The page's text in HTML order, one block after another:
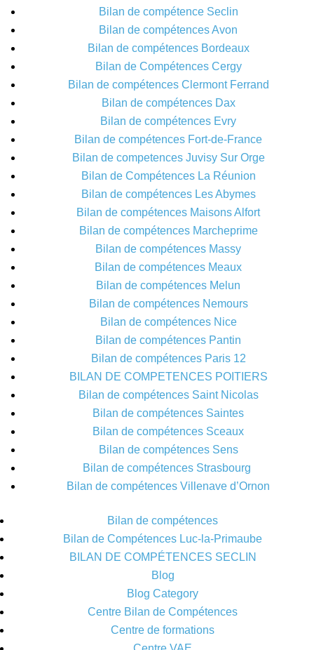
Bilan de compétence Seclin
Bilan de compétences Avon
Bilan de compétences Bordeaux
Bilan de Compétences Cergy
Bilan de compétences Clermont Ferrand
Bilan de compétences Dax
Bilan de compétences Evry
Bilan de compétences Fort-de-France
Bilan de competences Juvisy Sur Orge
Bilan de Compétences La Réunion
Bilan de compétences Les Abymes
Bilan de compétences Maisons Alfort
Bilan de compétences Marcheprime
Bilan de compétences Massy
Bilan de compétences Meaux
Bilan de compétences Melun
Bilan de compétences Nemours
Bilan de compétences Nice
Bilan de compétences Pantin
Bilan de compétences Paris 12
BILAN DE COMPETENCES POITIERS
Bilan de compétences Saint Nicolas
Bilan de compétences Saintes
Bilan de compétences Sceaux
Bilan de compétences Sens
Bilan de compétences Strasbourg
Bilan de compétences Villenave d’Ornon
Bilan de compétences
Bilan de Compétences Luc-la-Primaube
BILAN DE COMPÉTENCES SECLIN
Blog
Blog Category
Centre Bilan de Compétences
Centre de formations